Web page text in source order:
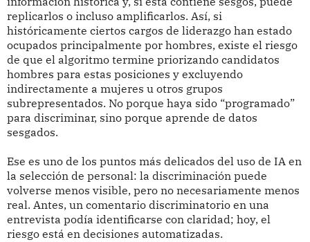
replicarlos o incluso amplificarlos. Así, si
históricamente ciertos cargos de liderazgo han estado
ocupados principalmente por hombres, existe el riesgo
de que el algoritmo termine priorizando candidatos
hombres para estas posiciones y excluyendo
indirectamente a mujeres u otros grupos
subrepresentados. No porque haya sido “programado”
para discriminar, sino porque aprende de datos
sesgados.
Ese es uno de los puntos más delicados del uso de IA en
la selección de personal: la discriminación puede
volverse menos visible, pero no necesariamente menos
real. Antes, un comentario discriminatorio en una
entrevista podía identificarse con claridad; hoy, el
riesgo está en decisiones automatizadas.